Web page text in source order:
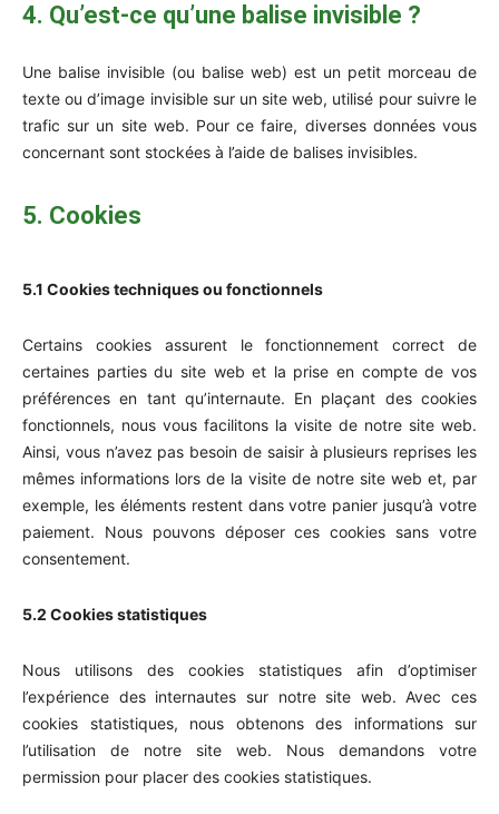
4. Qu’est-ce qu’une balise invisible ?
Une balise invisible (ou balise web) est un petit morceau de
texte ou d’image invisible sur un site web, utilisé pour suivre le
trafic sur un site web. Pour ce faire, diverses données vous
concernant sont stockées à l’aide de balises invisibles.
5. Cookies
5.1 Cookies techniques ou fonctionnels
Certains cookies assurent le fonctionnement correct de
certaines parties du site web et la prise en compte de vos
préférences en tant qu’internaute. En plaçant des cookies
fonctionnels, nous vous facilitons la visite de notre site web.
Ainsi, vous n’avez pas besoin de saisir à plusieurs reprises les
mêmes informations lors de la visite de notre site web et, par
exemple, les éléments restent dans votre panier jusqu’à votre
paiement. Nous pouvons déposer ces cookies sans votre
consentement.
5.2 Cookies statistiques
Nous utilisons des cookies statistiques afin d’optimiser
l’expérience des internautes sur notre site web. Avec ces
cookies statistiques, nous obtenons des informations sur
l’utilisation de notre site web. Nous demandons votre
permission pour placer des cookies statistiques.